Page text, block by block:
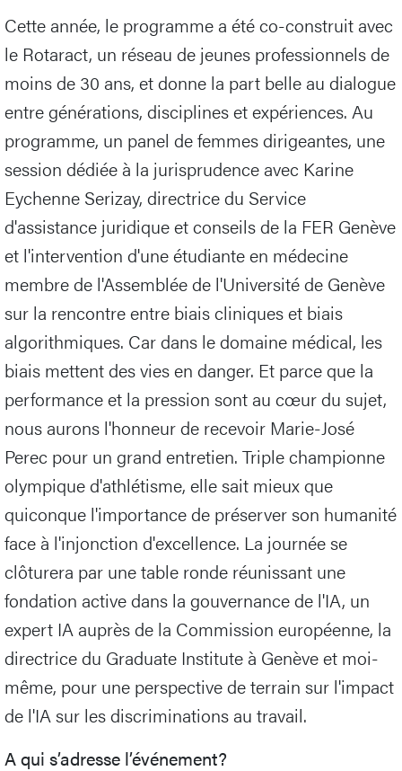
Cette année, le programme a été co-construit avec
le Rotaract, un réseau de jeunes professionnels de
moins de 30 ans, et donne la part belle au dialogue
entre générations, disciplines et expériences. Au
programme, un panel de femmes dirigeantes, une
session dédiée à la jurisprudence avec Karine
Eychenne Serizay, directrice du Service
d'assistance juridique et conseils de la FER Genève
et l'intervention d'une étudiante en médecine
membre de l'Assemblée de l'Université de Genève
sur la rencontre entre biais cliniques et biais
algorithmiques. Car dans le domaine médical, les
biais mettent des vies en danger. Et parce que la
performance et la pression sont au cœur du sujet,
nous aurons l'honneur de recevoir Marie-José
Perec pour un grand entretien. Triple championne
olympique d'athlétisme, elle sait mieux que
quiconque l'importance de préserver son humanité
face à l'injonction d'excellence. La journée se
clôturera par une table ronde réunissant une
fondation active dans la gouvernance de l'IA, un
expert IA auprès de la Commission européenne, la
directrice du Graduate Institute à Genève et moi-
même, pour une perspective de terrain sur l'impact
de l'IA sur les discriminations au travail.
A qui s’adresse l’événement?